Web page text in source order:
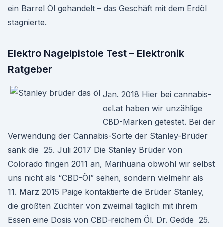
ein Barrel Öl gehandelt – das Geschäft mit dem Erdöl
stagnierte.
Elektro Nagelpistole Test – Elektronik
Ratgeber
Jan. 2018 Hier bei cannabis-
oel.at haben wir unzählige
CBD-Marken getestet. Bei der
Verwendung der Cannabis-Sorte der Stanley-Brüder
sank die 25. Juli 2017 Die Stanley Brüder von
Colorado fingen 2011 an, Marihuana obwohl wir selbst
uns nicht als “CBD-Öl” sehen, sondern vielmehr als
11. März 2015 Paige kontaktierte die Brüder Stanley,
die größten Züchter von zweimal täglich mit ihrem
Essen eine Dosis von CBD-reichem Öl. Dr. Gedde 25.